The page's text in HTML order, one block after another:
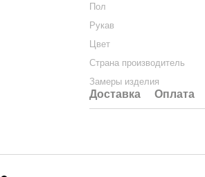
Пол
Рукав
Цвет
Страна производитель
Замеры изделия
Доставка Оплата